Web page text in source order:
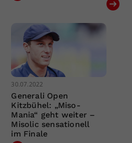
30.07.2022
Generali Open
Kitzbühel: „Miso-
Mania“ geht weiter –
Misolic sensationell
im Finale